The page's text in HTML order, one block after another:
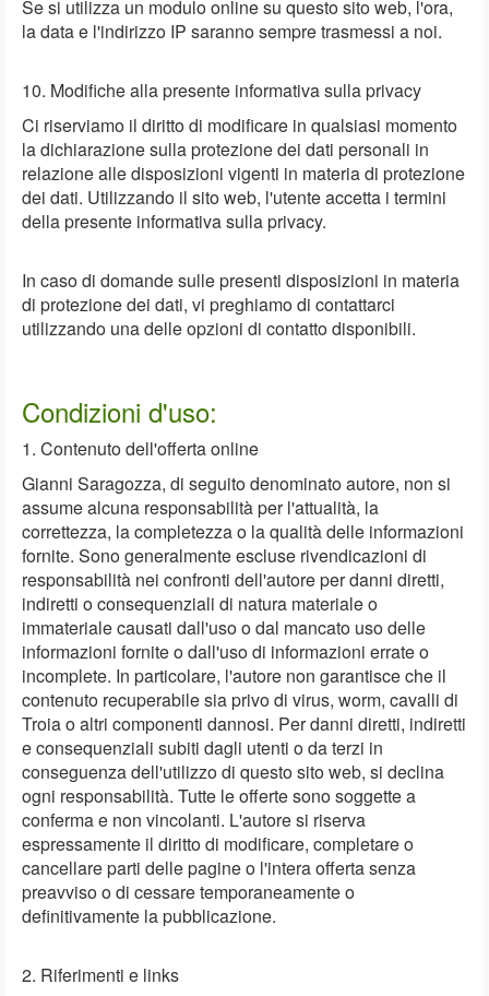
Se si utilizza un modulo online su questo sito web, l'ora,
la data e l'indirizzo IP saranno sempre trasmessi a noi.
10. Modifiche alla presente informativa sulla privacy
Ci riserviamo il diritto di modificare in qualsiasi momento
la dichiarazione sulla protezione dei dati personali in
relazione alle disposizioni vigenti in materia di protezione
dei dati. Utilizzando il sito web, l'utente accetta i termini
della presente informativa sulla privacy.
In caso di domande sulle presenti disposizioni in materia
di protezione dei dati, vi preghiamo di contattarci
utilizzando una delle opzioni di contatto disponibili.
Condizioni d'uso:
1. Contenuto dell'offerta online
Gianni Saragozza, di seguito denominato autore, non si
assume alcuna responsabilità per l'attualità, la
correttezza, la completezza o la qualità delle informazioni
fornite. Sono generalmente escluse rivendicazioni di
responsabilità nei confronti dell'autore per danni diretti,
indiretti o consequenziali di natura materiale o
immateriale causati dall'uso o dal mancato uso delle
informazioni fornite o dall'uso di informazioni errate o
incomplete. In particolare, l'autore non garantisce che il
contenuto recuperabile sia privo di virus, worm, cavalli di
Troia o altri componenti dannosi. Per danni diretti, indiretti
e consequenziali subiti dagli utenti o da terzi in
conseguenza dell'utilizzo di questo sito web, si declina
ogni responsabilità. Tutte le offerte sono soggette a
conferma e non vincolanti. L'autore si riserva
espressamente il diritto di modificare, completare o
cancellare parti delle pagine o l'intera offerta senza
preavviso o di cessare temporaneamente o
definitivamente la pubblicazione.
2. Riferimenti e links